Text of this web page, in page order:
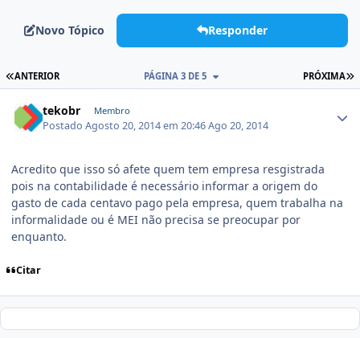
Novo Tópico Responder
ANTERIOR PRÓXIMA
PÁGINA 3 DE 5
tekobr Membro
PostadoAgosto 20, 2014 em 20:46Ago 20, 2014
Acredito que isso só afete quem tem empresa resgistrada
pois na contabilidade é necessário informar a origem do
gasto de cada centavo pago pela empresa, quem trabalha na
informalidade ou é MEI não precisa se preocupar por
enquanto.
Citar